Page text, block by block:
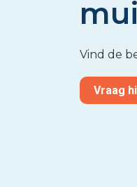
Vind de
Vraag